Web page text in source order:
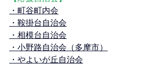
・町谷町内会
・鞍掛台自治会
・相模台自治会
・小野路自治会（多摩市）
・やよいが丘自治会